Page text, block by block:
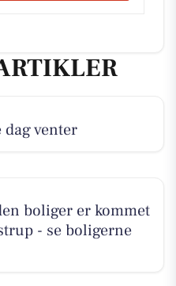
venter
boliger er kommet
- se boligerne